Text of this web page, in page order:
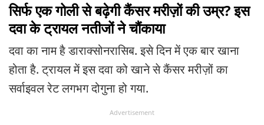
सिर्फ एक गोली से बढ़ेगी कैंसर मरीज़ों की उम्र? इस
दवा के ट्रायल नतीजों ने चौंकाया
दवा का नाम है डाराक्सोनरासिब. इसे दिन में एक बार खाना
होता है. ट्रायल में इस दवा को खाने से कैंसर मरीज़ों का
सर्वाइवल रेट लगभग दोगुना हो गया.
Advertisement